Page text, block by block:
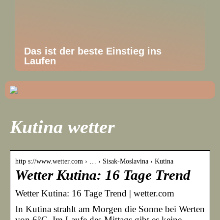
Das ist der beste Einstieg ins
Laufen
Kutina wetter
http s://www.wetter.com › … › Sisak-Moslavina › Kutina
Wetter Kutina: 16 Tage Trend
Wetter Kutina: 16 Tage Trend | wetter.com
In Kutina strahlt am Morgen die Sonne bei Werten